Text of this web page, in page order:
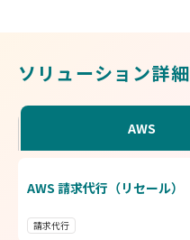
ソリューション詳細
AWS
AWS 請求代行（リセール）
請求代行